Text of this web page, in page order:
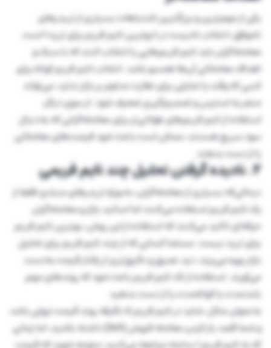
یکی از مهم‌ترین و بزرگترین اشتباهات بسیاری از تریدرهای
ناموفق، انتخاب نادرست در «بهترین تایم فریم برای ترید» است.
معامله‌گران باید تایم فریم‌هایی را انتخاب کنند که با سبک و
اهداف معاملاتی آن‌ها همسو باشد. انتخاب تایم فریم کوتاه برای
کسی که وقت یا تمایلی برای نظارت مداوم بر بازار ندارد، می‌تواند
منجر به استرس و تصمیم‌گیری ضعیف شود. از سوی دیگر،
استفاده از تایم فریم‌های طولانی‌تر برای معامله‌گرانی که به‌دنبال
سود سریع هستند، ممکن است باعث شود فرصت‌های معاملاتی
را از دست بدهند.
۲. نادیده گرفتن تحلیل چند تایم فریمی
درحالی‌که بسیاری از معامله‌گران، به ویژه تریدرهای مبتدی فقط از
یک تایم فریم استفاده می‌کنند اما اساتید بازار و معامله‌گران
حرفه‌ای تاکید می‌کنند که استفاده از این روش، بهترین تایم فریم
برای ترید نیست. مسلما کسانی که از چند تایم فریم برای تحلیل
بازار بهره می‌برند، دید عمیق و دقیق‌تری از رفتار قیمت به‌دست
می‌آورند. استفاده از تک تایم فریم باعث شود که روندهای مهم
بلندمدت یا کوتاه‌مدت را از دست بدهید.
به‌عنوان مثال، شاید در تایم فریم ۵ دقیقه روند قیمت نزولی باشد
و شما قصد باز کردن معامله فروش (Sell) داشته باشید، اما زمانی
که به تایم فریم ۱ ساعته مراجعه می‌کنید، متوجه شوید که قیمت